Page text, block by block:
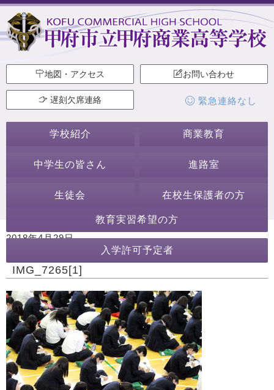
地図・アクセス お問い合わせ
遅刻欠席連絡 緊急連絡なし
学校紹介 商業教育
中学生の皆さん 進路室
生徒会 在校生保護者の方
教育実習希望の方
入学許可予定者
2018年4月29日
IMG_7265[1]